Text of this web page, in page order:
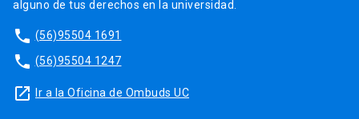
alguno de tus derechos en la universidad.
phone (56)95504 1691
phone (56)95504 1247
launch Ir a la Oficina de Ombuds UC